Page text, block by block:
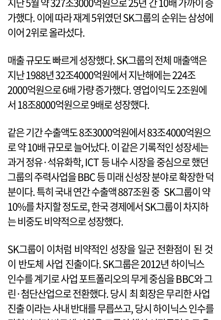
가했다. 이에 따라 재계 5위였던 SK그룹의 순위는 삼성에
이어 2위로 올라섰다.
매출 규모도 빠르게 성장했다. SK그룹의 전체 매출액은
지난 1988년 32조4000억원에서 지난해에는 224조
2000억원으로 6배 가량 증가했다. 영업이익도 2조원에
서 18조8000억원으로 9배로 성장했다.
같은 기간 수출액도 8조3000억원에서 83조4000억원으
로 약 10배 규모로 늘어났다. 이 같은 기록적인 성장세는
과거 정유·석유화학, ICT 등 내수 시장을 중심으로 했던
그룹의 주력사업을 BBC 등 미래 신성장 분야로 확장한 덕
분이다. 특히 국내 연간 수출액 887조원 중 SK그룹이 약
10%를 차지할 정도로, 한국 경제에서 SK그룹이 차지하
는 비중도 비약적으로 성장했다.
SK그룹이 이처럼 비약적인 성장을 일군 전환점이 된 것
이 반도체 사업 진출이다. SK그룹은 2012년 하이닉스
인수를 계기로 사업 포트폴리오의 무게 중심을 BBC와 그
린·첨단산업으로 전환했다. 당시 최 회장은 무리한 사업
진출 이라는 사내 반대를 무릅쓰고, 당시 하이닉스 인수를